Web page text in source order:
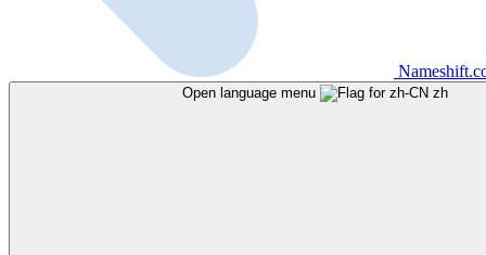
Open language menu zh